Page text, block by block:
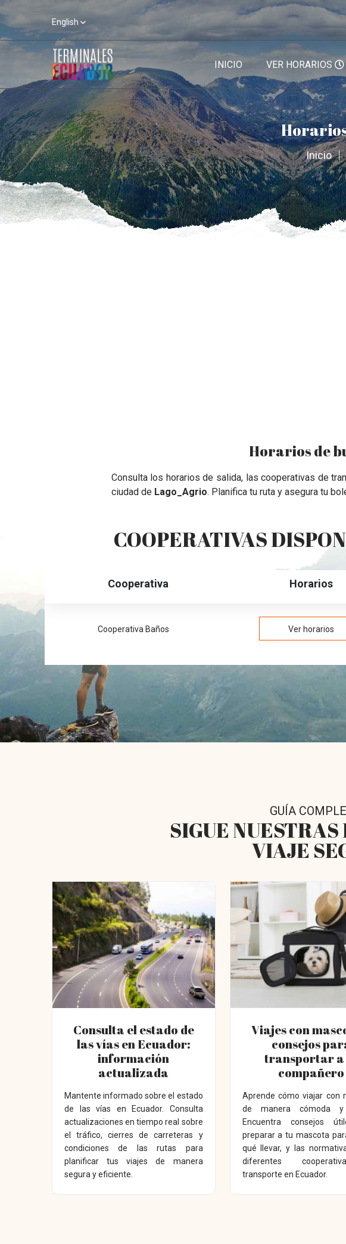
English
INICIO VER HORARIOS
Inicio
Horarios de
Consulta los horarios de salida, las cooperativas de
ciudad de Lago_Agrio. Planifica tu ruta y asegura tu
COOPERATIVAS
Cooperativa Horarios
Cooperativa Baños Ver horarios
GUÍA
SIGUE
VIAJE
Consulta el estado de
las vías en Ecuador:
información
actualizada
Mantente informado sobre el estado
de las vías en Ecuador. Consulta
actualizaciones en tiempo real sobre
el tráfico, cierres de carreteras y
condiciones de las rutas para
planificar tus viajes de manera
segura y eficiente.
Viajes con
consejos
transportar a
compañero
Aprende cómo viajar con
de manera cómoda y
Encuentra consejos
preparar a tu mascota
qué llevar, y las
diferentes
transporte en Ecuador.